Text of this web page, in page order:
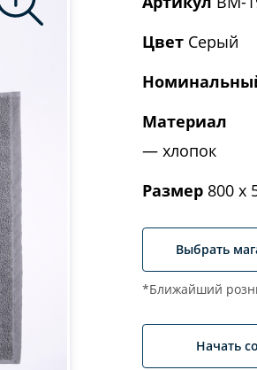
Цвет Серый
Материал
хлопок
Размер 800 х
Выбрать
*Ближайший
Начать